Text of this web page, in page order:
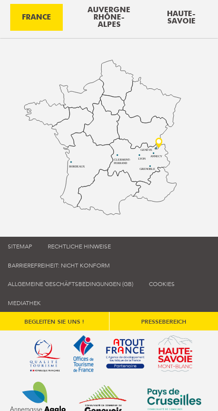
FRANCE
AUVERGNE
RHÔNE-
ALPES
HAUTE-
SAVOIE
BORDEAUX
CLERMONT-
FERRAND
LYON
ANNECY
GRENOBLE
GENÈVE
SITEMAP RECHTLICHE HINWEISE
BARRIEREFREIHEIT: NICHT KONFORM
ALLGEMEINE GESCHÄFTSBEDINGUNGEN (GB) COOKIES
MEDIATHEK
BEGLEITEN SIE UNS ! PRESSEBEREICH
Qualité tourisme (s'ouvre dans une nouvelle fenêtre)
Office de tourisme de France (s'ouvre
Atout France (s'ouvre dans
Annemasse Agglo (s'ouvre dans une nouvelle fenêtre)
Communauté de communes du
Communauté de